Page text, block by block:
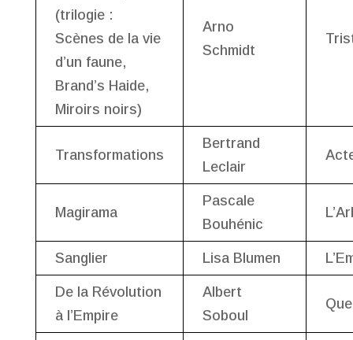
(trilogie :
Scènes de la vie
d’un faune,
Brand’s Haide,
Miroirs noirs)
Arno
Schmidt
Transformations
Bertrand
Leclair
Magirama
Pascale
Bouhénic
Sanglier Lisa Blumen
De la Révolution
à l’Empire
Albert
Soboul